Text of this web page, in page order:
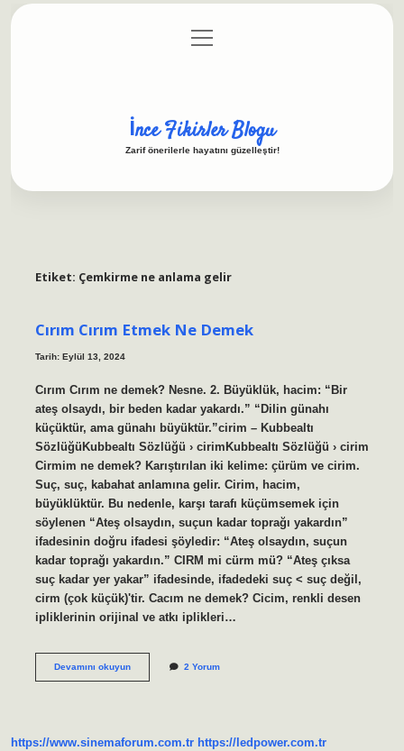
Gizlilik Politikası
menüyü
aç
İnce Fikirler Blogu
Zarif önerilerle hayatını güzelleştir!
Etiket: Çemkirme ne anlama gelir
Cırım Cırım Etmek Ne Demek
Tarih: Eylül 13, 2024
Cırım Cırım ne demek? Nesne. 2. Büyüklük, hacim: “Bir
ateş olsaydı, bir beden kadar yakardı.” “Dilin günahı
küçüktür, ama günahı büyüktür.”cirim – Kubbealtı
SözlüğüKubbealtı Sözlüğü › cirimKubbealtı Sözlüğü › cirim
Cirmim ne demek? Karıştırılan iki kelime: çürüm ve cirim.
Suç, suç, kabahat anlamına gelir. Cirim, hacim,
büyüklüktür. Bu nedenle, karşı tarafı küçümsemek için
söylenen “Ateş olsaydın, suçun kadar toprağı yakardın”
ifadesinin doğru ifadesi şöyledir: “Ateş olsaydın, suçun
kadar toprağı yakardın.” CIRM mi cürm mü? “Ateş çıksa
suç kadar yer yakar” ifadesinde, ifadedeki suç < suç değil,
cirm (çok küçük)'tir. Cacım ne demek? Cicim, renkli desen
ipliklerinin orijinal ve atkı iplikleri…
Devamını okuyunCırım
2 Yorum
https://www.sinemaforum.com.tr https://ledpower.com.tr